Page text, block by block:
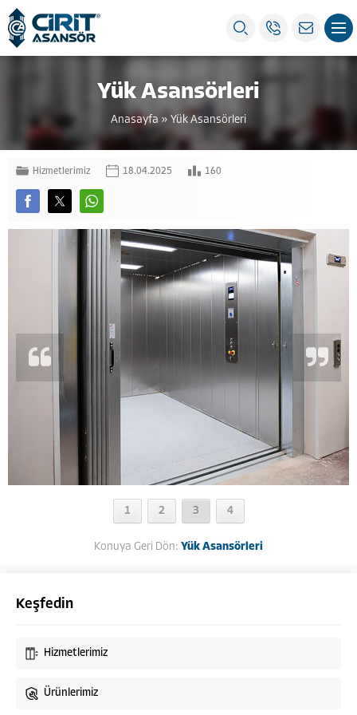
Yük Asansörleri
Anasayfa » Yük Asansörleri
Hizmetlerimiz 18.04.2025 160
1 2 3 4
Konuya Geri Dön: Yük Asansörleri
Keşfedin
Hizmetlerimiz
Ürünlerimiz